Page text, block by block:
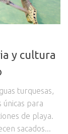
y cultura
turquesas,
únicas para
de playa.
sacados...